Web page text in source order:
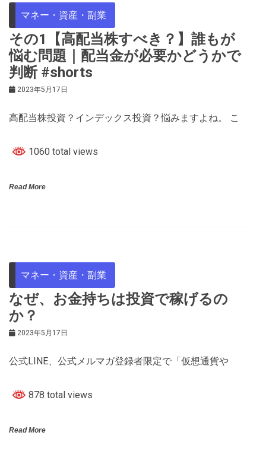
マネー・資産・副業
その1【高配当株すべき？】誰もが
悩む問題｜配当金が必要かどうかで
判断 #shorts
2023年5月17日
高配当株投資？インデックス投資？悩みますよね。 こ
1060 total views
Read More
マネー・資産・副業
なぜ、お金持ちは投資で稼げるの
か？
2023年5月17日
公式LINE、公式メルマガ登録者限定で「仮想通貨や
878 total views
Read More